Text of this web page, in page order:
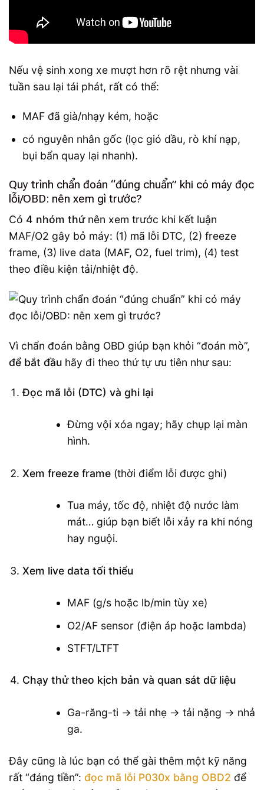
Nếu vệ sinh xong xe mượt hơn rõ rệt nhưng vài
tuần sau lại tái phát, rất có thể:
MAF đã già/nhạy kém, hoặc
có nguyên nhân gốc (lọc gió dầu, rò khí nạp,
bụi bẩn quay lại nhanh).
Quy trình chẩn đoán “đúng chuẩn” khi có máy đọc
lỗi/OBD: nên xem gì trước?
Có 4 nhóm thứnên xem trước khi kết luận
MAF/O2 gây bỏ máy: (1) mã lỗi DTC, (2) freeze
frame, (3) live data (MAF, O2, fuel trim), (4) test
theo điều kiện tải/nhiệt độ.
Vì chẩn đoán bằng OBD giúp bạn khỏi “đoán mò”,
để bắt đầu hãy đi theo thứ tự ưu tiên như sau:
Đọc mã lỗi (DTC) và ghi lại
Đừng vội xóa ngay; hãy chụp lại màn
hình.
Xem freeze frame(thời điểm lỗi được ghi)
Tua máy, tốc độ, nhiệt độ nước làm
mát… giúp bạn biết lỗi xảy ra khi nóng
hay nguội.
Xem live data tối thiểu
MAF (g/s hoặc lb/min tùy xe)
O2/AF sensor (điện áp hoặc lambda)
STFT/LTFT
Chạy thử theo kịch bản và quan sát dữ liệu
Ga-răng-ti → tải nhẹ → tải nặng → nhả
ga.
Đây cũng là lúc bạn có thể gài thêm một kỹ năng
rất “đáng tiền”: đọc mã lỗi P030x bằng OBD2 để